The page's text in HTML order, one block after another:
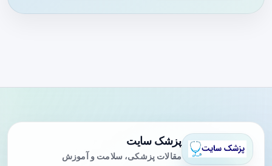
پزشک سایت
مقالات پزشکی، سلامت و آموزش